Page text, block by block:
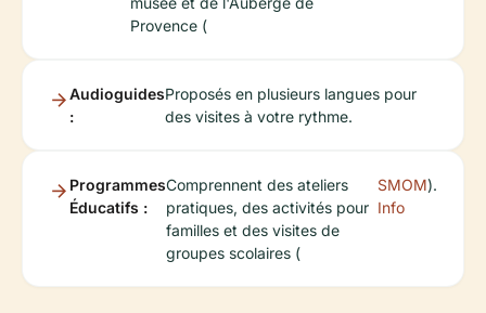
Provence (
Audioguides
:
Proposés en plusieurs langues pour
des visites à votre rythme.
Programmes
Éducatifs :
Comprennent des ateliers
pratiques, des activités pour
familles et des visites de
groupes scolaires (
SMOM
Info
).